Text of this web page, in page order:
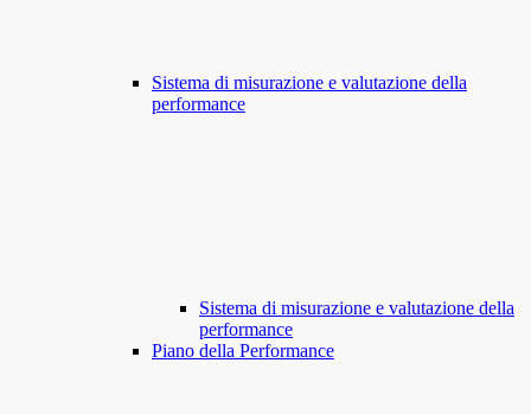
Sistema di misurazione e valutazione della
performance
Sistema di misurazione e valutazione della
performance
Piano della Performance